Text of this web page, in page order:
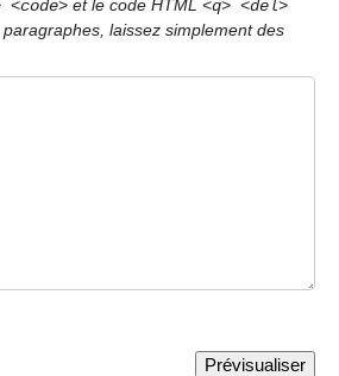
et le code HTML <q> <del>
laissez simplement des